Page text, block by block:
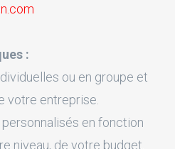
:
ou en groupe et
votre entreprise.
en fonction
niveau, de votre budget.